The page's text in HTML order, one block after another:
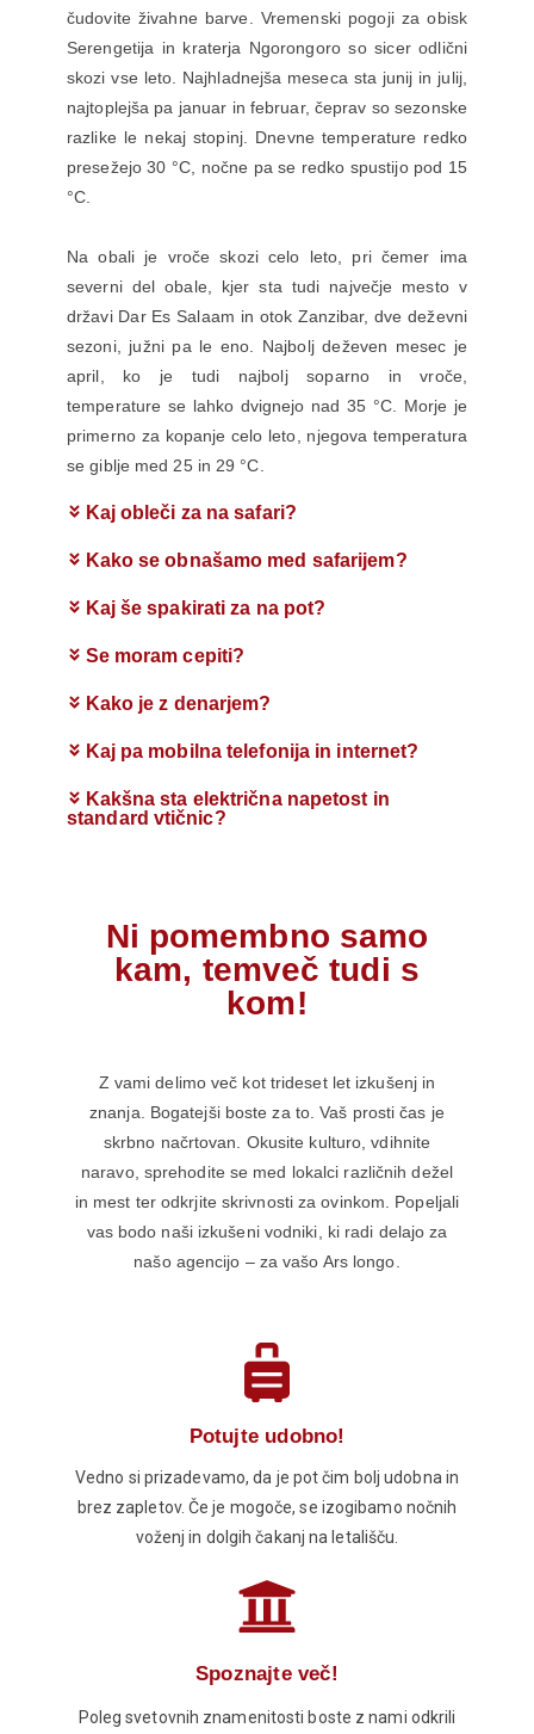
čudovite živahne barve. Vremenski pogoji za obisk
Serengetija in kraterja Ngorongoro so sicer odlični
skozi vse leto. Najhladnejša meseca sta junij in julij,
najtoplejša pa januar in februar, čeprav so sezonske
razlike le nekaj stopinj. Dnevne temperature redko
presežejo 30 °C, nočne pa se redko spustijo pod 15
°C.
Na obali je vroče skozi celo leto, pri čemer ima
severni del obale, kjer sta tudi največje mesto v
državi Dar Es Salaam in otok Zanzibar, dve deževni
sezoni, južni pa le eno. Najbolj deževen mesec je
april, ko je tudi najbolj soparno in vroče,
temperature se lahko dvignejo nad 35 °C. Morje je
primerno za kopanje celo leto, njegova temperatura
se giblje med 25 in 29 °C.
Kaj obleči za na safari?
Kako se obnašamo med safarijem?
Kaj še spakirati za na pot?
Se moram cepiti?
Kako je z denarjem?
Kaj pa mobilna telefonija in internet?
Kakšna sta električna napetost in
standard vtičnic?
Ni pomembno samo
kam, temveč tudi s
kom!
Z vami delimo več kot trideset let izkušenj in
znanja. Bogatejši boste za to. Vaš prosti čas je
skrbno načrtovan. Okusite kulturo, vdihnite
naravo, sprehodite se med lokalci različnih dežel
in mest ter odkrjite skrivnosti za ovinkom. Popeljali
vas bodo naši izkušeni vodniki, ki radi delajo za
našo agencijo – za vašo Ars longo.
Potujte udobno!
Vedno si prizadevamo, da je pot čim bolj udobna in
brez zapletov. Če je mogoče, se izogibamo nočnih
voženj in dolgih čakanj na letališču.
Spoznajte več!
Poleg svetovnih znamenitosti boste z nami odkrili